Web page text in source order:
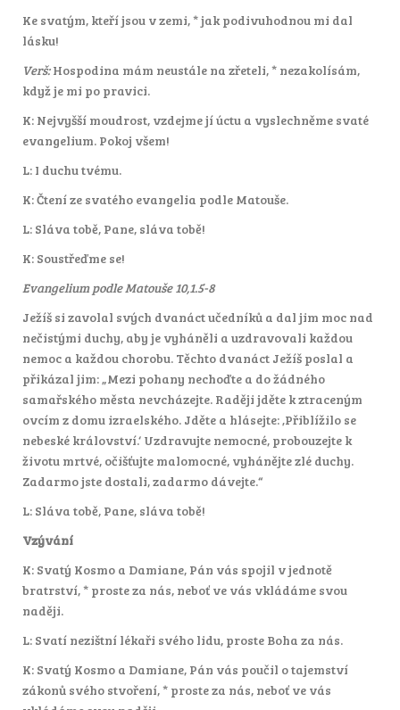
Ke svatým, kteří jsou v zemi, * jak podivuhodnou mi dal
lásku!
Verš:Hospodina mám neustále na zřeteli, * nezakolísám,
když je mi po pravici.
K: Nejvyšší moudrost, vzdejme jí úctu a vyslechněme svaté
evangelium. Pokoj všem!
L: I duchu tvému.
K: Čtení ze svatého evangelia podle Matouše.
L: Sláva tobě, Pane, sláva tobě!
K: Soustřeďme se!
Evangelium podle Matouše 10,1.5-8
Ježíš si zavolal svých dvanáct učedníků a dal jim moc nad
nečistými duchy, aby je vyháněli a uzdravovali každou
nemoc a každou chorobu. Těchto dvanáct Ježíš poslal a
přikázal jim: „Mezi pohany nechoďte a do žádného
samařského města nevcházejte. Raději jděte k ztraceným
ovcím z domu izraelského. Jděte a hlásejte: ‚Přiblížilo se
nebeské království.‘ Uzdravujte nemocné, probouzejte k
životu mrtvé, očišťujte malomocné, vyhánějte zlé duchy.
Zadarmo jste dostali, zadarmo dávejte.“
L: Sláva tobě, Pane, sláva tobě!
Vzývání
K: Svatý Kosmo a Damiane, Pán vás spojil v jednotě
bratrství, * proste za nás, neboť ve vás vkládáme svou
naději.
L: Svatí nezištní lékaři svého lidu, proste Boha za nás.
K: Svatý Kosmo a Damiane, Pán vás poučil o tajemství
zákonů svého stvoření, * proste za nás, neboť ve vás